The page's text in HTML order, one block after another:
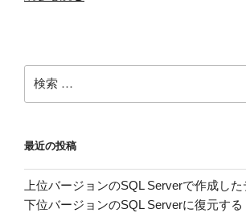
し
ま
す”
ッ
ド
ト
の
フ
ォ
索:
最近の投稿
上位バージョンのSQL Serverで作成し
下位バージョンのSQL Serverに復元する